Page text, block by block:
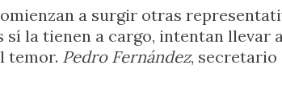
y
a surgir otras
sí la tienen a cargo, intentan
temor. Pedro Fernández, secretario